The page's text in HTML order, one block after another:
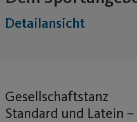
Detailansicht
Gesellschaftstanz
Standard und Latein